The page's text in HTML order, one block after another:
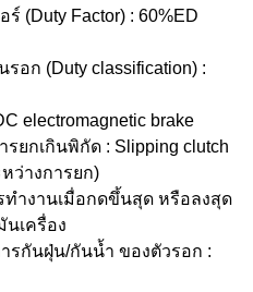
(Duty Factor) : 60%ED
อก (Duty classification) :
electromagnetic brake
ยกเกินพิกัด : Slipping clutch
ว่างการยก)
ำงานเมื่อกดขึ้นสุด หรือลงสุด
เครื่อง
รกันฝุ่น/กันน้ำ ของตัวรอก :